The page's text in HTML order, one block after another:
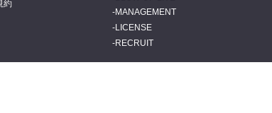
約
MANAGEMENT
LICENSE
RECRUIT